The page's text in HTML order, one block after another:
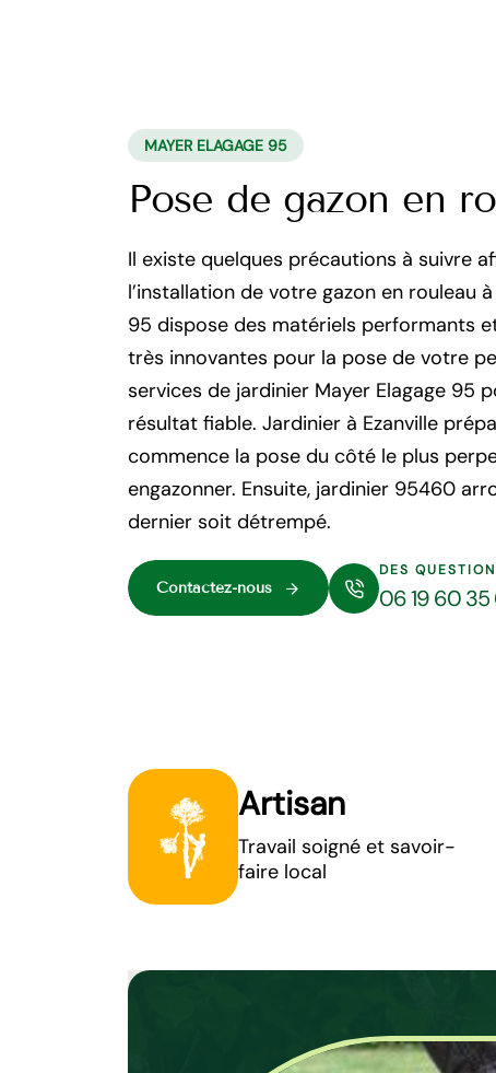
MAYER ELAGAGE 95
Pose de gazon en
Il existe quelques précautions à suivre
l’installation de votre gazon en rouleau
95 dispose des matériels performants
très innovantes pour la pose de votre
services de jardinier Mayer Elagage 95
résultat fiable. Jardinier à Ezanville
commence la pose du côté le plus
engazonner. Ensuite, jardinier 95460
dernier soit détrempé.
Contactez-nous
DES
06 19 60
Artisan
Travail soigné et savoir-
faire local
Entretien de